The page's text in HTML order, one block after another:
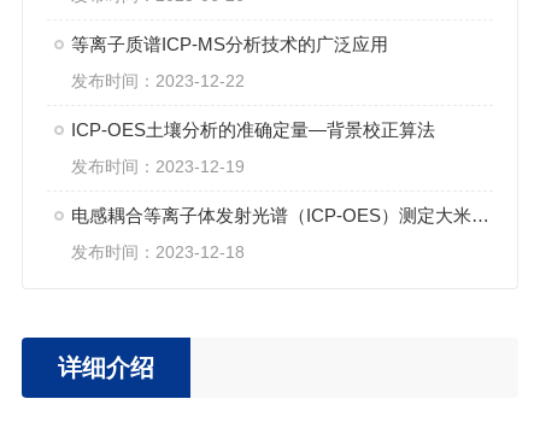
等离子质谱ICP-MS分析技术的广泛应用
发布时间：2023-12-22
ICP-OES土壤分析的准确定量—背景校正算法
发布时间：2023-12-19
电感耦合等离子体发射光谱（ICP-OES）测定大米中镉含量
发布时间：2023-12-18
详细介绍